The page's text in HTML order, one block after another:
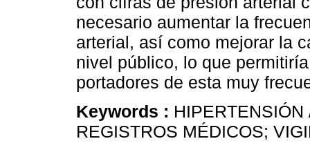
necesario aumentar la
arterial, así como mejorar la
nivel público, lo que
portadores de esta muy
Keywords :
REGISTROS MÉDICOS;